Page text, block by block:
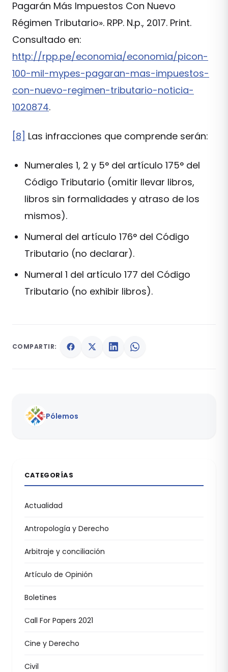
Pagarán Más Impuestos Con Nuevo
Régimen Tributario». RPP. N.p., 2017. Print.
Consultado en:
http://rpp.pe/economia/economia/picon-
100-mil-mypes-pagaran-mas-impuestos-
con-nuevo-regimen-tributario-noticia-
1020874.
[8] Las infracciones que comprende serán:
Numerales 1, 2 y 5° del artículo 175° del
Código Tributario (omitir llevar libros,
libros sin formalidades y atraso de los
mismos).
Numeral del artículo 176° del Código
Tributario (no declarar).
Numeral 1 del artículo 177 del Código
Tributario (no exhibir libros).
COMPARTIR:
Pólemos
CATEGORÍAS
Actualidad
Antropología y Derecho
Arbitraje y conciliación
Artículo de Opinión
Boletines
Call For Papers 2021
Cine y Derecho
Civil